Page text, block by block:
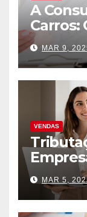
A
Carros:
Serviço
MAR 9,
VENDAS
IR?MAR 5,